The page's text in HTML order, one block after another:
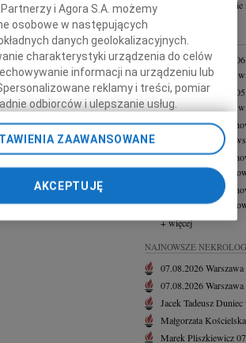
+
INNE NEKROLOGI
Grzegorz Lipowski
Z żalem przyjęliśmy
Grzegorz Lipowski
Z żalem przyjęliśmy
22.06.2026
Wyrazy głębokiego
15.06.2026
Pani Joannie
Pani Joannie
+ więcej
NAJNOWSZE
07.08.2026Warszawa
07.08.2026Warszawa
Jacek Tadeusz Duniec
Małgorzata Kościelska
Marek Pliszkiewicz
i Agora S.A. możemy
osobowe w następujących
danych geolokalizacyjnych.
charakterystyki urządzenia do celów
informacji na urządzeniu lub
reklamy i treści, pomiar
odbiorców i ulepszanie usług.
Partnerów
ZAAWANSOWANE
AKCEPTUJĘ